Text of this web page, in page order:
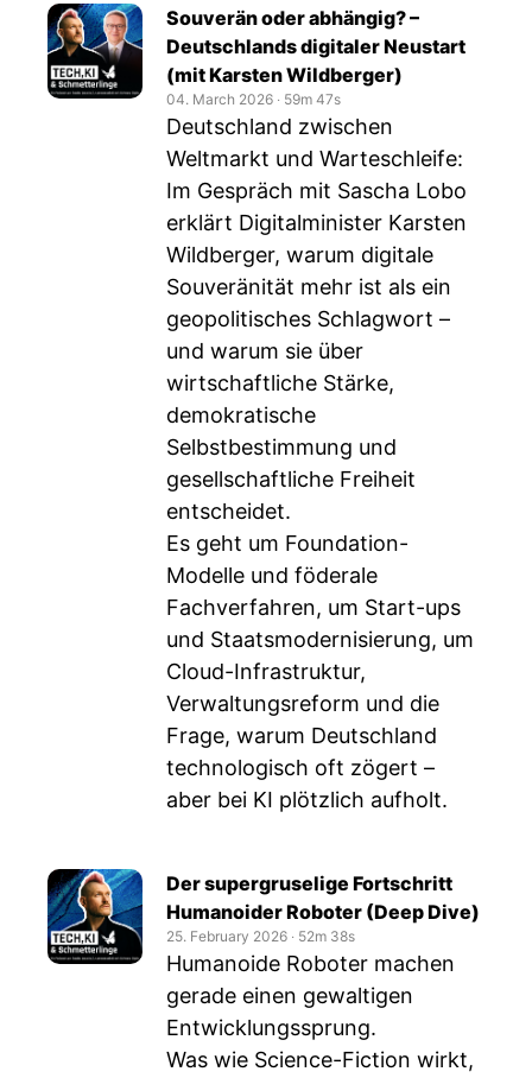
Souverän oder abhängig? –
Deutschlands digitaler Neustart
(mit Karsten Wildberger)
04. March 2026 ‧ 59m 47s
Deutschland zwischen
Weltmarkt und Warteschleife:
Im Gespräch mit Sascha Lobo
erklärt Digitalminister Karsten
Wildberger, warum digitale
Souveränität mehr ist als ein
geopolitisches Schlagwort –
und warum sie über
wirtschaftliche Stärke,
demokratische
Selbstbestimmung und
gesellschaftliche Freiheit
entscheidet.
Es geht um Foundation-
Modelle und föderale
Fachverfahren, um Start-ups
und Staatsmodernisierung, um
Cloud-Infrastruktur,
Verwaltungsreform und die
Frage, warum Deutschland
technologisch oft zögert –
aber bei KI plötzlich aufholt.
Der supergruselige Fortschritt
Humanoider Roboter (Deep Dive)
25. February 2026 ‧ 52m 38s
Humanoide Roboter machen
gerade einen gewaltigen
Entwicklungssprung.
Was wie Science-Fiction wirkt,